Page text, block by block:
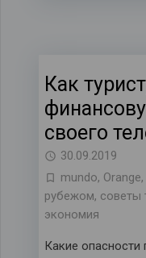
Как
своего
30.09.2019
mundo, Orange,
рубежом, советы
экономия
Какие